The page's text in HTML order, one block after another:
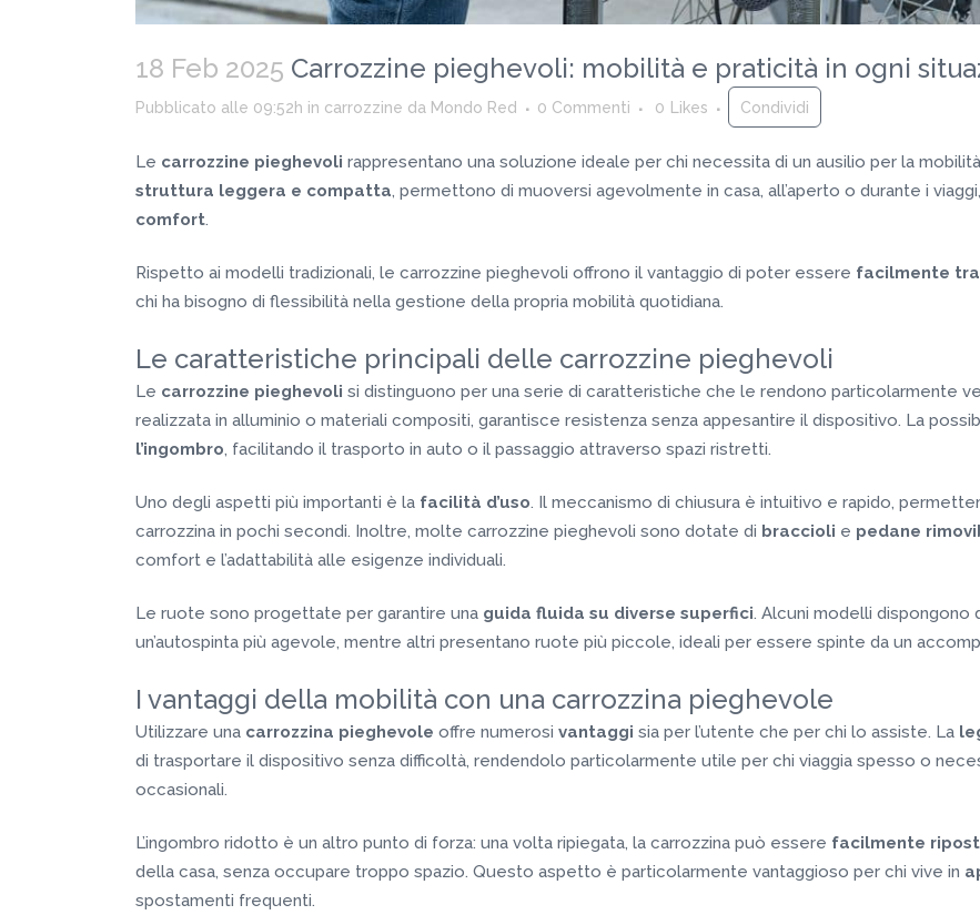
18 Feb 2025 Carrozzine pieghevoli: mobilità e praticità in ogni
Pubblicato alle 09:52h in carrozzine da Mondo Red 0 Commenti 0 Likes Condividi
Le carrozzine pieghevoli rappresentano una soluzione ideale per chi necessita di un ausilio per la
struttura leggera e compatta, permettono di muoversi agevolmente in casa, all’aperto o durante i
comfort.
Rispetto ai modelli tradizionali, le carrozzine pieghevoli offrono il vantaggio di poter essere facilmente
chi ha bisogno di flessibilità nella gestione della propria mobilità quotidiana.
Le caratteristiche principali delle carrozzine pieghevoli
Le carrozzine pieghevoli si distinguono per una serie di caratteristiche che le rendono particolarmente
realizzata in alluminio o materiali compositi, garantisce resistenza senza appesantire il dispositivo. La
l’ingombro, facilitando il trasporto in auto o il passaggio attraverso spazi ristretti.
Uno degli aspetti più importanti è la facilità d’uso. Il meccanismo di chiusura è intuitivo e rapido,
carrozzina in pochi secondi. Inoltre, molte carrozzine pieghevoli sono dotate di braccioli e pedane
comfort e l’adattabilità alle esigenze individuali.
Le ruote sono progettate per garantire una guida fluida su diverse superfici. Alcuni modelli
un’autospinta più agevole, mentre altri presentano ruote più piccole, ideali per essere spinte da un
I vantaggi della mobilità con una carrozzina pieghevole
Utilizzare una carrozzina pieghevole offre numerosi vantaggi sia per l’utente che per chi lo assiste. La
di trasportare il dispositivo senza difficoltà, rendendolo particolarmente utile per chi viaggia spesso o
occasionali.
L’ingombro ridotto è un altro punto di forza: una volta ripiegata, la carrozzina può essere facilmente
della casa, senza occupare troppo spazio. Questo aspetto è particolarmente vantaggioso per chi vive in
spostamenti frequenti.